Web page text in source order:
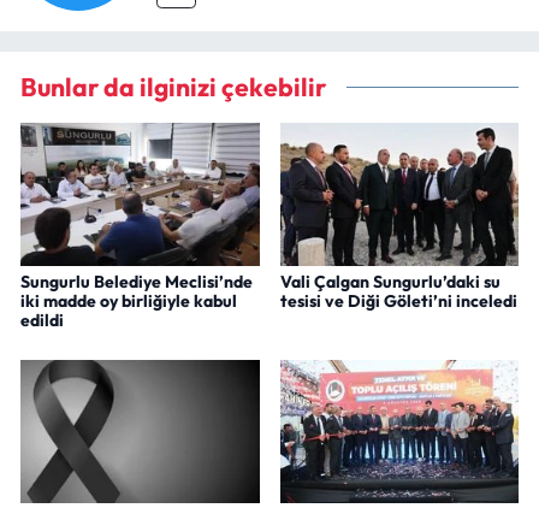
Bunlar da ilginizi çekebilir
Sungurlu Belediye Meclisi’nde
iki madde oy birliğiyle kabul
edildi
Vali Çalgan Sungurlu’daki su
tesisi ve Diği Göleti’ni inceledi